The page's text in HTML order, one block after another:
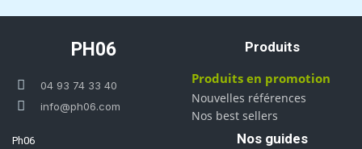
PH06
04 93 74 33 40
info@ph06.com
Ph06
Produits
Produits en promotion
Nouvelles références
Nos best sellers
Nos guides